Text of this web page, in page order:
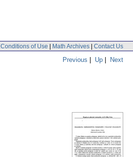
Conditions of Use | Math Archives | Contact Us
Previous | Up | Next